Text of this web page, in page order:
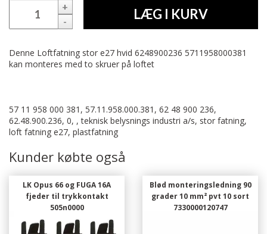
+
-
LÆG I KURV
Denne Loftfatning stor e27 hvid 6248900236 5711958000381
kan monteres med to skruer på loftet
57 11 958 000 381, 57.11.958.000.381, 62 48 900 236,
62.48.900.236, 0, , teknisk belysnings industri a/s, stor fatning,
loft fatning e27, plastfatning
Kunder købte også
LK Opus 66 og FUGA 16A
fjeder til trykkontakt
505n0000
Blød monteringsledning 90
grader 10 mm² pvt 10 sort
7330000120747